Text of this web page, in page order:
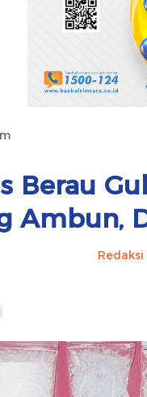
Berau
Ambun,
Redaksi